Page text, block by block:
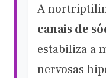
A
canais de
estabiliza a
nervosas